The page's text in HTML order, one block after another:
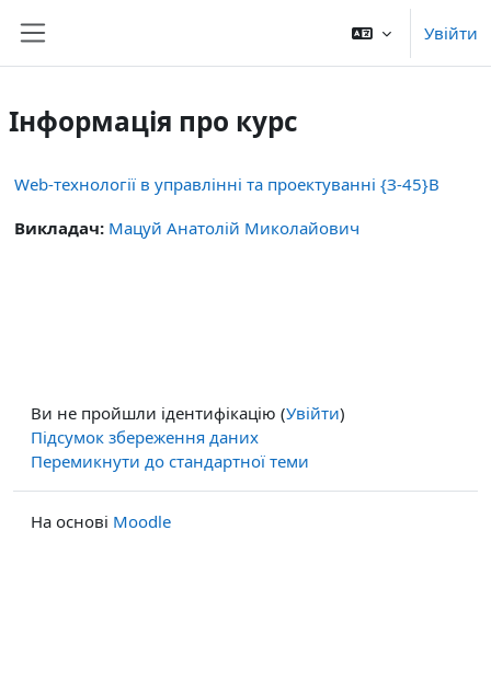
Увійти
Інформація про курс
Web-технології в управлінні та проектуванні {З-45}В
Викладач: Мацуй Анатолій Миколайович
Ви не пройшли ідентифікацію (Увійти)
Підсумок збереження даних
Перемикнути до стандартної теми
На основі Moodle